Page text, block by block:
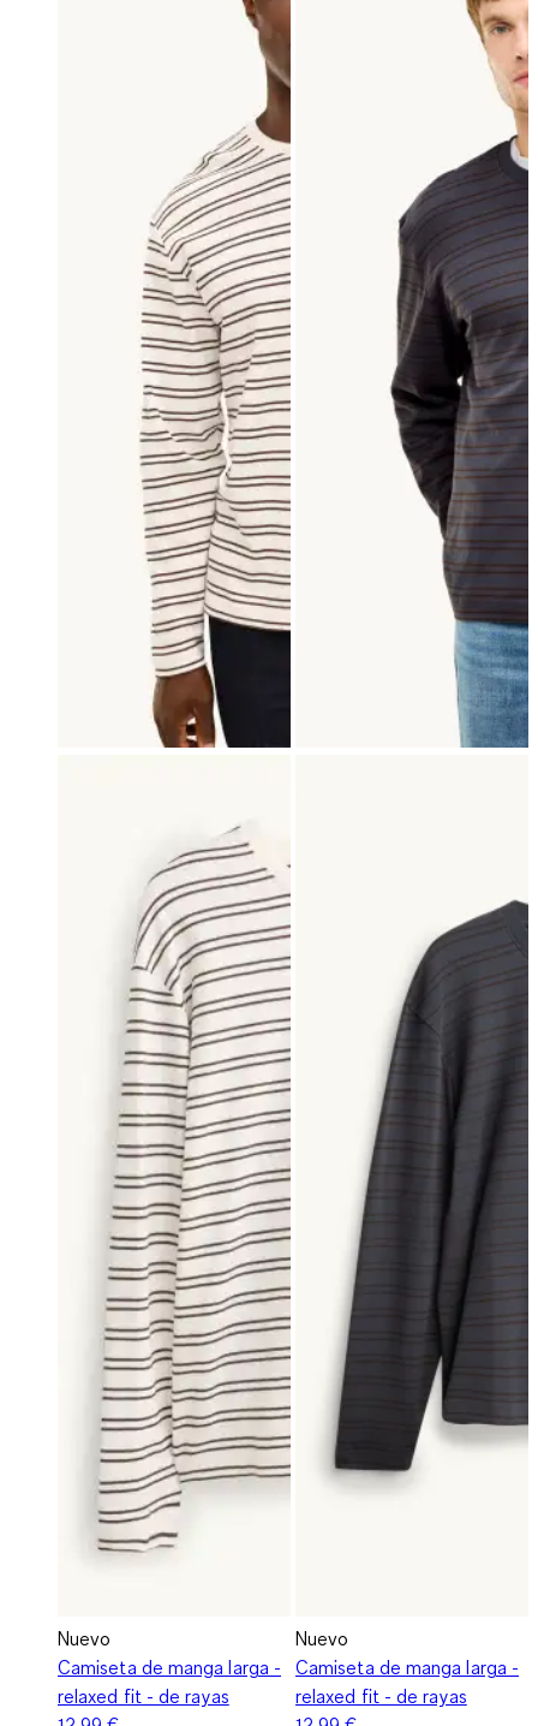
Nuevo
Camiseta de manga larga -
relaxed fit - de rayas
Nuevo
Camiseta de manga larga -
relaxed fit - de rayas